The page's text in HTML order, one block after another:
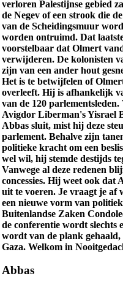
verloren Palestijnse gebied
de Negev of een strook die
van de Scheidingsmuur
worden ontruimd. Dat
voorstelbaar dat Olmert
verwijderen. De kolonisten
zijn van een ander hout
Het is te betwijfelen of
overleeft. Hij is afhankelijk
van de 120
Avigdor Liberman's Yisrael
Abbas sluit, mist hij deze
parlement. Behalve zijn
politieke kracht om een
wel wil, hij stemde destijds
Vanwege al deze redenen
concessies. Hij weet ook dat
uit te voeren. Je vraagt je af
een nieuwe vorm van
Buitenlandse Zaken
de conferentie wordt
wordt van de plank gehaald,
Gaza. Welkom in
Abbas